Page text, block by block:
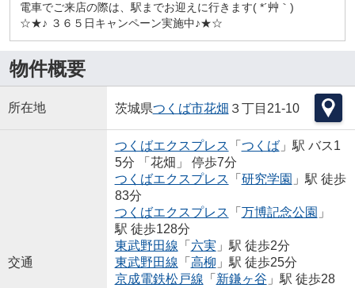
電車でご来店の際は、駅までお迎えに行きます( *´艸｀)
☆★♪ ３６５日キャンペーン実施中♪★☆
物件概要
所在地 茨城県つくば市花畑 ３丁目21-10
交通
つくばエクスプレス 「 つくば」駅 バス1
5分 「花畑」 停歩7分
つくばエクスプレス 「 研究学園 」駅 徒歩
83分
つくばエクスプレス 「 万博記念公園 」
駅 徒歩128分
東武野田線 「 六実 」駅 徒歩2分
東武野田線 「 高柳 」駅 徒歩25分
京成電鉄松戸線 「 新鎌ヶ谷 」駅 徒歩28